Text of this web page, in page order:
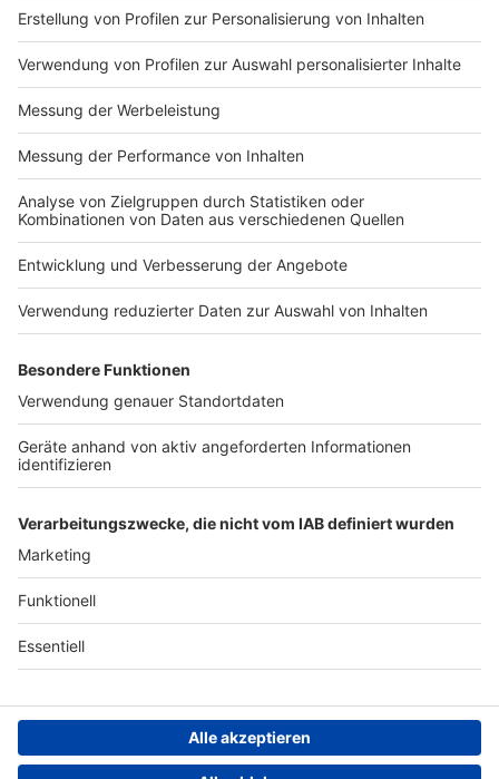
Impressum
Nutzungsbedingungen
Jobs
Presse
Werben
Archiv
ANTENNE BAYERN GROUP
Stiftung ANTENNE BAYERN
hilft
Teilnahmebedingungen
Grounding Page ANTENNE
BAYERN
Kontakt
Studio-Hotline
Verkehrs-Hotline
Datenschutz­erklärung
einstellungen
Persönliche Datenkontrolle
Newsletter